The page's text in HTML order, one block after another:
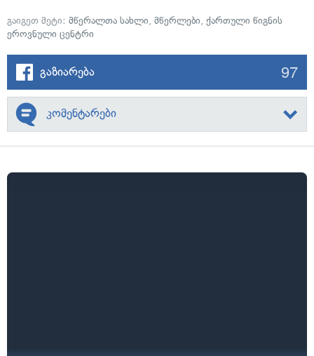
გაიგეთ მეტი: მწერალთა სახლი, მწერლები, ქართული წიგნის
ეროვნული ცენტრი
გაზიარება 97
კომენტარები